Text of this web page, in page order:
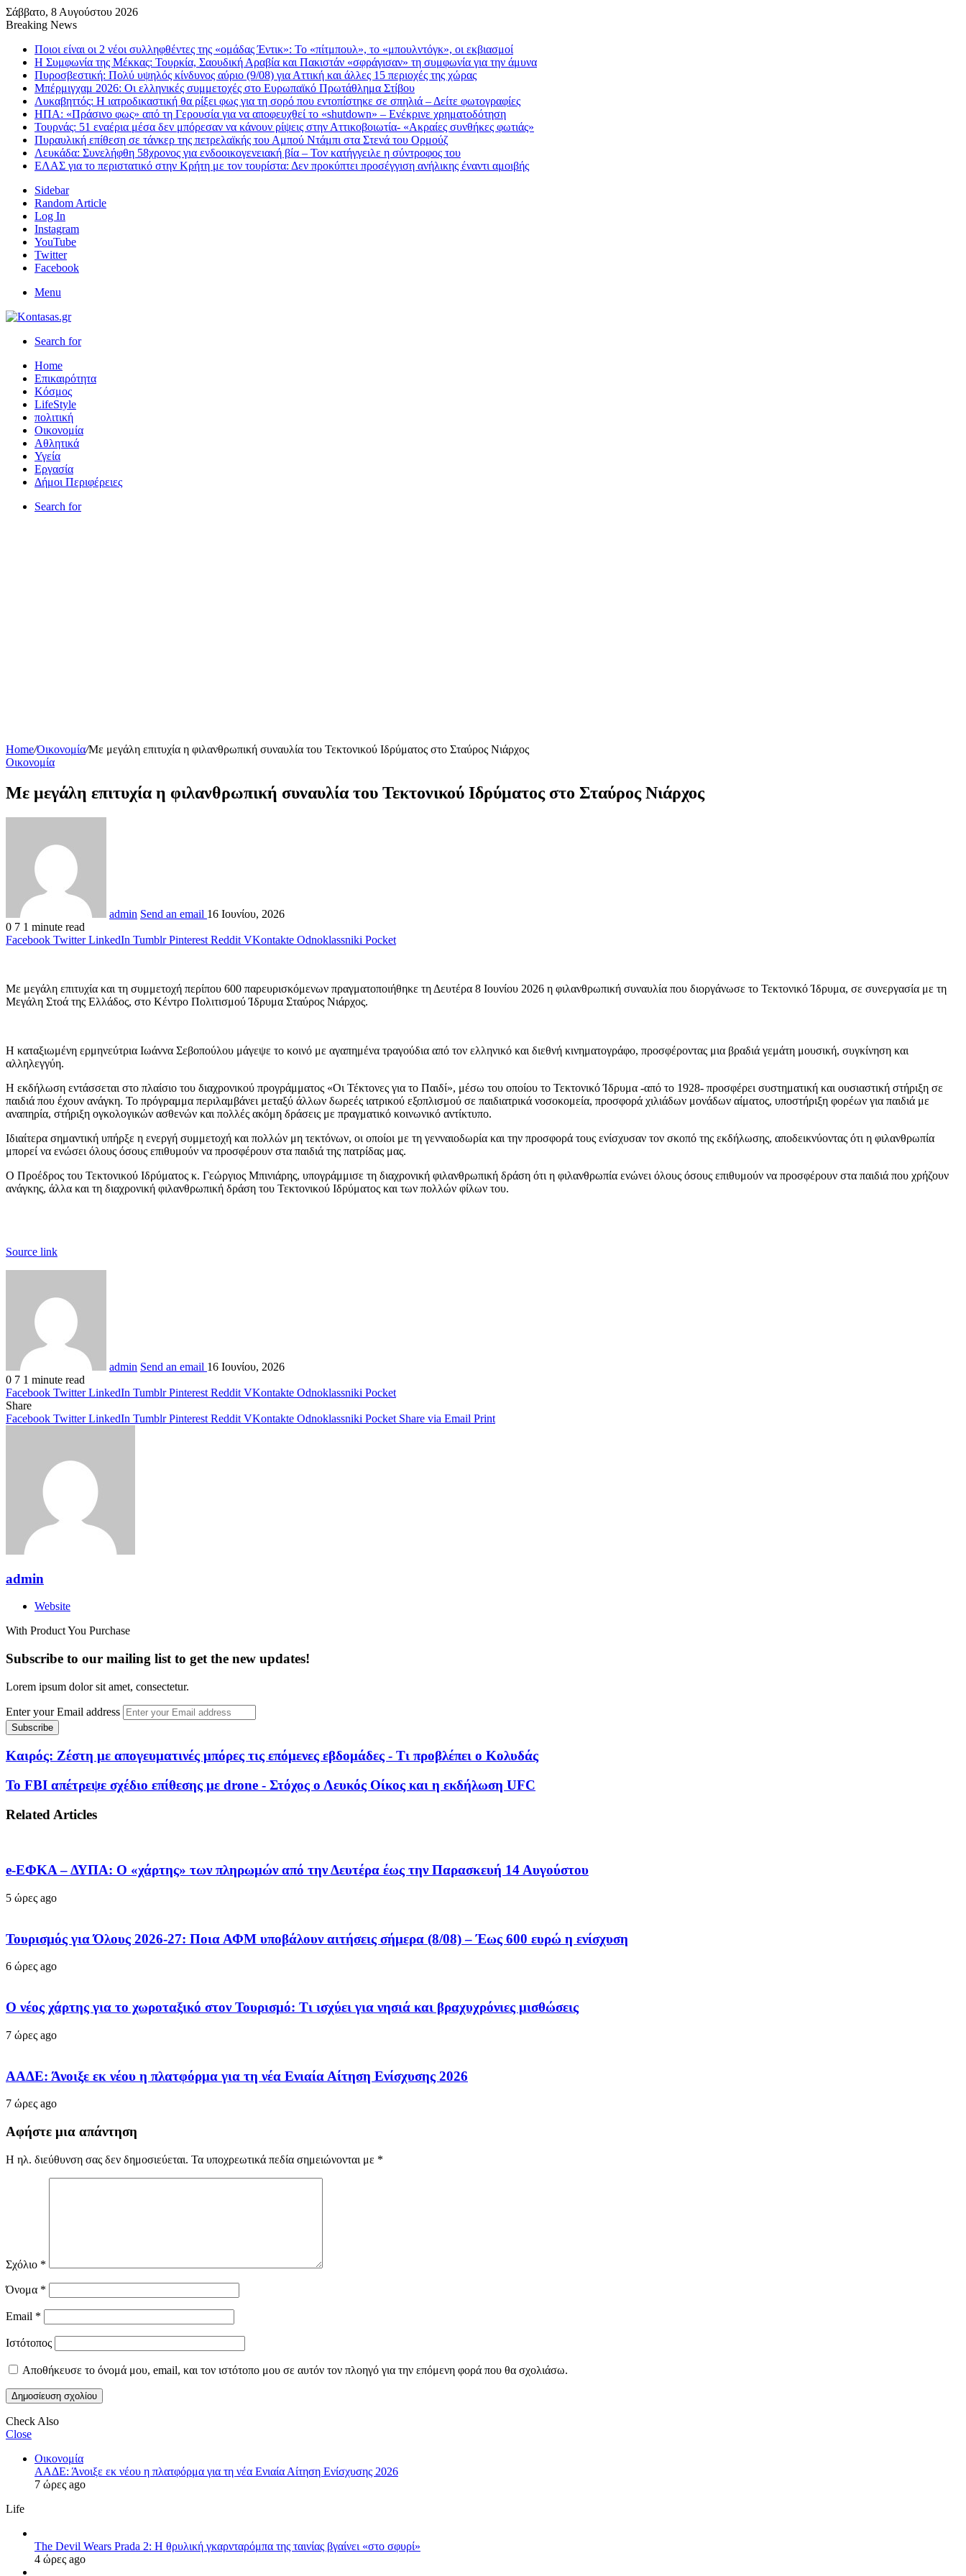
Σάββατο, 8 Αυγούστου 2026
Breaking News
Ποιοι είναι οι 2 νέοι συλληφθέντες της «ομάδας Έντικ»: Το «πίτμπουλ», το «μπουλντόγκ», οι εκβιασμοί
Η Συμφωνία της Μέκκας: Τουρκία, Σαουδική Αραβία και Πακιστάν «σφράγισαν» τη συμφωνία για την άμυνα
Πυροσβεστική: Πολύ υψηλός κίνδυνος αύριο (9/08) για Αττική και άλλες 15 περιοχές της χώρας
Μπέρμιγχαμ 2026: Οι ελληνικές συμμετοχές στο Ευρωπαϊκό Πρωτάθλημα Στίβου
Λυκαβηττός: Η ιατροδικαστική θα ρίξει φως για τη σορό που εντοπίστηκε σε σπηλιά – Δείτε φωτογραφίες
ΗΠΑ: «Πράσινο φως» από τη Γερουσία για να αποφευχθεί το «shutdown» – Ενέκρινε χρηματοδότηση
Τουρνάς: 51 εναέρια μέσα δεν μπόρεσαν να κάνουν ρίψεις στην Αττικοβοιωτία- «Ακραίες συνθήκες φωτιάς»
Πυραυλική επίθεση σε τάνκερ της πετρελαϊκής του Αμπού Ντάμπι στα Στενά του Ορμούζ
Λευκάδα: Συνελήφθη 58χρονος για ενδοοικογενειακή βία – Τον κατήγγειλε η σύντροφος του
ΕΛΑΣ για το περιστατικό στην Κρήτη με τον τουρίστα: Δεν προκύπτει προσέγγιση ανήλικης έναντι αμοιβής
Sidebar
Random Article
Log In
Instagram
YouTube
Twitter
Facebook
Menu
Search for
Home
Επικαιρότητα
Κόσμος
LifeStyle
πολιτική
Οικονομία
Αθλητικά
Υγεία
Εργασία
Δήμοι Περιφέρειες
Search for
Home/Οικονομία/Με μεγάλη επιτυχία η φιλανθρωπική συναυλία του Τεκτονικού Ιδρύματος στο Σταύρος Νιάρχος
Οικονομία
Με μεγάλη επιτυχία η φιλανθρωπική συναυλία του Τεκτονικού Ιδρύματος στο Σταύρος Νιάρχος
admin Send an email 16 Ιουνίου, 2026
0 7 1 minute read
Facebook Twitter LinkedIn Tumblr Pinterest Reddit VKontakte Odnoklassniki Pocket
Με μεγάλη επιτυχία και τη συμμετοχή περίπου 600 παρευρισκόμενων πραγματοποιήθηκε τη Δευτέρα 8 Ιουνίου 2026 η φιλανθρωπική συναυλία που διοργάνωσε το Τεκτονικό Ίδρυμα, σε συνεργασία με τη
Μεγάλη Στοά της Ελλάδος, στο Κέντρο Πολιτισμού Ίδρυμα Σταύρος Νιάρχος.
Η καταξιωμένη ερμηνεύτρια Ιωάννα Σεβοπούλου μάγεψε το κοινό με αγαπημένα τραγούδια από τον ελληνικό και διεθνή κινηματογράφο, προσφέροντας μια βραδιά γεμάτη μουσική, συγκίνηση και
αλληλεγγύη.
Η εκδήλωση εντάσσεται στο πλαίσιο του διαχρονικού προγράμματος «Οι Τέκτονες για το Παιδί», μέσω του οποίου το Τεκτονικό Ίδρυμα -από το 1928- προσφέρει συστηματική και ουσιαστική στήριξη σε
παιδιά που έχουν ανάγκη. Το πρόγραμμα περιλαμβάνει μεταξύ άλλων δωρεές ιατρικού εξοπλισμού σε παιδιατρικά νοσοκομεία, προσφορά χιλιάδων μονάδων αίματος, υποστήριξη φορέων για παιδιά με
αναπηρία, στήριξη ογκολογικών ασθενών και πολλές ακόμη δράσεις με πραγματικό κοινωνικό αντίκτυπο.
Ιδιαίτερα σημαντική υπήρξε η ενεργή συμμετοχή και πολλών μη τεκτόνων, οι οποίοι με τη γενναιοδωρία και την προσφορά τους ενίσχυσαν τον σκοπό της εκδήλωσης, αποδεικνύοντας ότι η φιλανθρωπία
μπορεί να ενώσει όλους όσους επιθυμούν να προσφέρουν στα παιδιά της πατρίδας μας.
Ο Προέδρος του Τεκτονικού Ιδρύματος κ. Γεώργιος Μπινιάρης, υπογράμμισε τη διαχρονική φιλανθρωπική δράση ότι η φιλανθρωπία ενώνει όλους όσους επιθυμούν να προσφέρουν στα παιδιά που χρήζουν
ανάγκης, άλλα και τη διαχρονική φιλανθρωπική δράση του Τεκτονικού Ιδρύματος και των πολλών φίλων του.
Source link
admin Send an email 16 Ιουνίου, 2026
0 7 1 minute read
Facebook Twitter LinkedIn Tumblr Pinterest Reddit VKontakte Odnoklassniki Pocket
Share
Facebook Twitter LinkedIn Tumblr Pinterest Reddit VKontakte Odnoklassniki Pocket Share via Email Print
admin
Website
With Product You Purchase
Subscribe to our mailing list to get the new updates!
Lorem ipsum dolor sit amet, consectetur.
Enter your Email address
Καιρός: Ζέστη με απογευματινές μπόρες τις επόμενες εβδομάδες - Τι προβλέπει ο Κολυδάς
Το FBI απέτρεψε σχέδιο επίθεσης με drone - Στόχος ο Λευκός Οίκος και η εκδήλωση UFC
Related Articles
e-ΕΦΚΑ – ΔΥΠΑ: Ο «χάρτης» των πληρωμών από την Δευτέρα έως την Παρασκευή 14 Αυγούστου
5 ώρες ago
Τουρισμός για Όλους 2026-27: Ποια ΑΦΜ υποβάλουν αιτήσεις σήμερα (8/08) – Έως 600 ευρώ η ενίσχυση
6 ώρες ago
Ο νέος χάρτης για το χωροταξικό στον Τουρισμό: Τι ισχύει για νησιά και βραχυχρόνιες μισθώσεις
7 ώρες ago
ΑΑΔΕ: Άνοιξε εκ νέου η πλατφόρμα για τη νέα Ενιαία Αίτηση Ενίσχυσης 2026
7 ώρες ago
Αφήστε μια απάντηση
Η ηλ. διεύθυνση σας δεν δημοσιεύεται. Τα υποχρεωτικά πεδία σημειώνονται με *
Σχόλιο *
Όνομα *
Email *
Ιστότοπος
Αποθήκευσε το όνομά μου, email, και τον ιστότοπο μου σε αυτόν τον πλοηγό για την επόμενη φορά που θα σχολιάσω.
Check Also
Close
Οικονομία
ΑΑΔΕ: Άνοιξε εκ νέου η πλατφόρμα για τη νέα Ενιαία Αίτηση Ενίσχυσης 2026
7 ώρες ago
Life
The Devil Wears Prada 2: Η θρυλική γκαρνταρόμπα της ταινίας βγαίνει «στο σφυρί»
4 ώρες ago